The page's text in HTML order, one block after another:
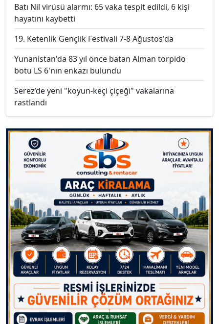
Batı Nil virüsü alarmı: 65 vaka tespit edildi, 6 kişi
hayatını kaybetti
19. Ketenlik Gençlik Festivali 7-8 Ağustos'da
Yunanistan'da 83 yıl önce batan Alman torpido
botu LS 6'nın enkazı bulundu
Serez’de yeni "koyun-keçi çiçeği" vakalarına
rastlandı